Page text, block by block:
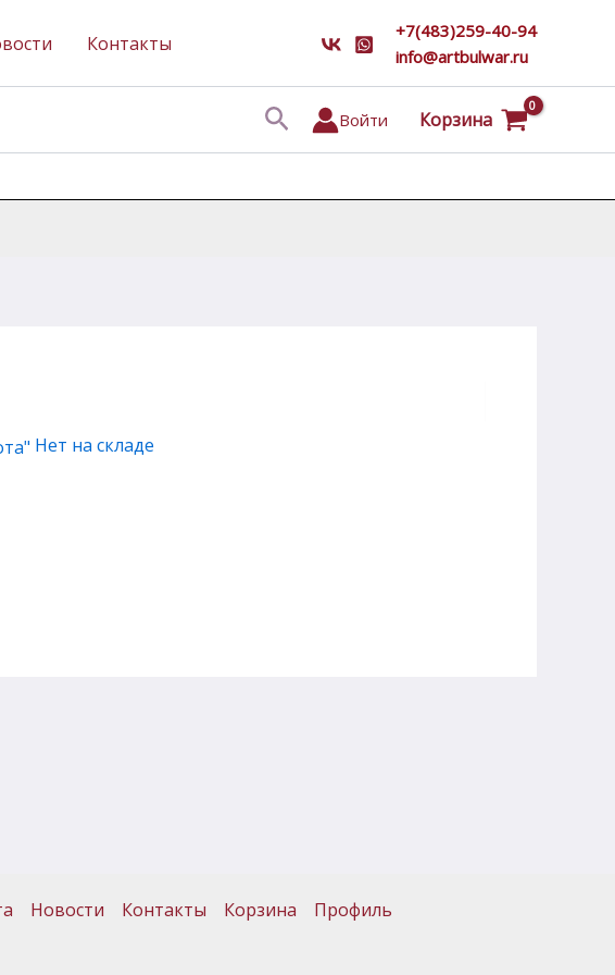
Контакты
+7(483)259-40-94
info@artbulwar.ru
ПоискВойти Корзина
Нет на складе
Новости Контакты Корзина Профиль